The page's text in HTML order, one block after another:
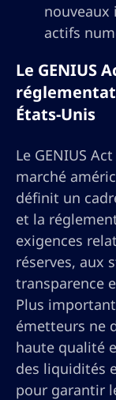
nouveaux
actifs
Le GENIUS
États-Unis
Le GENIUS
marché
définit un
et la
exigences
réserves, aux
transparence
Plus
émetteurs ne
haute qualité
des liquidités
pour garantir